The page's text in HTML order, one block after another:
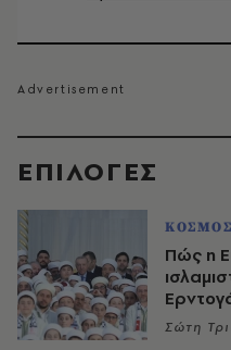
EΠΙΛΟΓΈΣ
ΚΟΣΜΟΣ
Πώς η
Σώτη